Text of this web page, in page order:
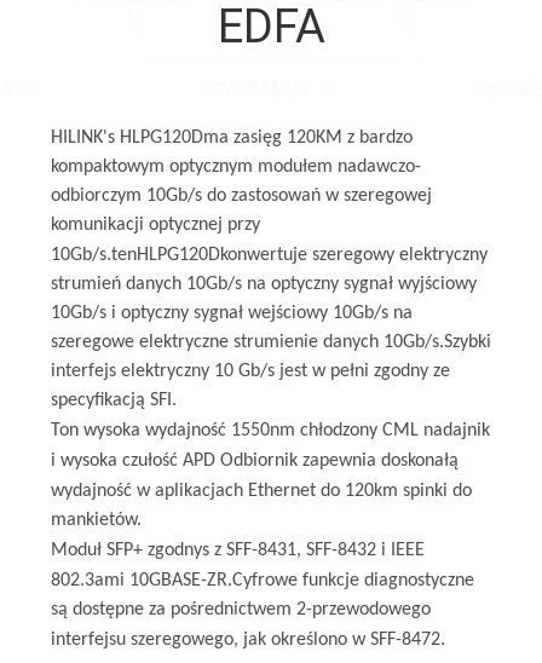
NAMI
NOWOŚCI
SPRAWY
POPROŚ
O
WYCENĘ
SITEMAP
EDFA
HILINK's HLPG120Dma zasięg 120KM z bardzo
kompaktowym optycznym modułem nadawczo-
odbiorczym 10Gb/s do zastosowań w szeregowej
komunikacji optycznej przy
10Gb/s.tenHLPG120Dkonwertuje szeregowy elektryczny
strumień danych 10Gb/s na optyczny sygnał wyjściowy
10Gb/s i optyczny sygnał wejściowy 10Gb/s na
szeregowe elektryczne strumienie danych 10Gb/s.Szybki
interfejs elektryczny 10 Gb/s jest w pełni zgodny ze
specyfikacją SFI.
on wysoka wydajność 1550nm chłodzony CMLnadajnik
i wysoka czułość APDOdbiornik zapewnia doskonałą
wydajność w aplikacjach Ethernet do 120km spinki do
mankietów.
Moduł SFP+zgodnysz SFF-8431, SFF-8432 i IEEE
802.3ami 10GBASE-ZR.Cyfrowe funkcje diagnostyczne
są dostępne za pośrednictwem 2-przewodowego
interfejsu szeregowego, jak określono w SFF-8472.